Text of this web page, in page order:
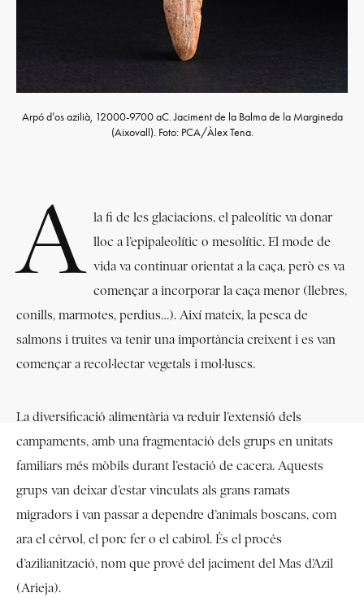
Arpó d’os azilià, 12000-9700 aC. Jaciment de la Balma de la Margineda
(Aixovall). Foto: PCA/Àlex Tena.
A la fi de les glaciacions, el paleolític va donar
lloc a l’epipaleolític o mesolític. El mode de
vida va continuar orientat a la caça, però es va
començar a incorporar la caça menor (llebres,
conills, marmotes, perdius…). Així mateix, la pesca de
salmons i truites va tenir una importància creixent i es van
començar a recol·lectar vegetals i mol·luscs.
La diversificació alimentària va reduir l’extensió dels
campaments, amb una fragmentació dels grups en unitats
familiars més mòbils durant l’estació de cacera. Aquests
grups van deixar d’estar vinculats als grans ramats
migradors i van passar a dependre d’animals boscans, com
ara el cérvol, el porc fer o el cabirol. És el procés
d’azilianització, nom que prové del jaciment del Mas d’Azil
(Arieja).